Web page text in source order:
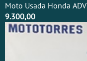
Moto Usada Honda
9.300,00